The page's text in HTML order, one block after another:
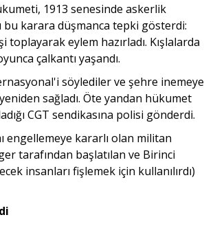
1913 senesinde askerlik
bu karara düşmanca tepki gösterdi:
eylem hazırladı. Kışlalarda
çalkantı yaşandı.
söylediler ve şehre inemeye
sağladı. Öte yandan hükumet
CGT sendikasına polisi gönderdi.
engellemeye kararlı olan militan
tarafından başlatılan ve Birinci
insanları fişlemek için kullanılırdı)